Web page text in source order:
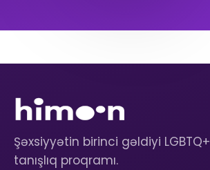
Şəxsiyyətin birinci gəldiyi LGBTQ+
tanışlıq proqramı.